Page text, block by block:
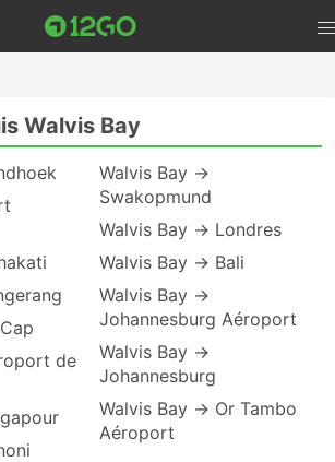
Walvis Bay
de
Walvis Bay →
Swakopmund
Walvis Bay → Londres
Walvis Bay → Bali
Walvis Bay →
Johannesburg Aéroport
Walvis Bay →
Johannesburg
Walvis Bay → Or Tambo
Aéroport